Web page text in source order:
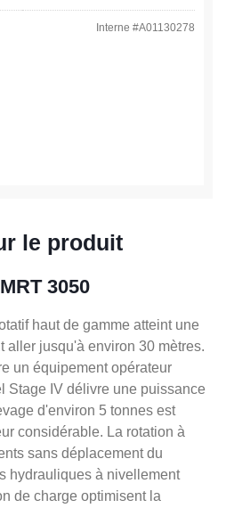
Interne #A01130278
le produit
MRT 3050
haut de gamme atteint une
aller jusqu'à environ 30 mètres.
un équipement opérateur
Stage IV délivre une puissance
d'environ 5 tonnes est
considérable. La rotation à
sans déplacement du
hydrauliques à nivellement
de charge optimisent la